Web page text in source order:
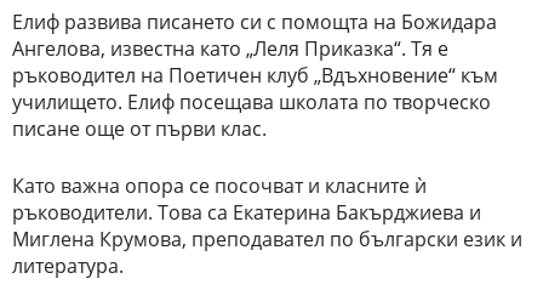
Елиф развива писането си с помощта на Божидара
Ангелова, известна като „Леля Приказка“. Тя е
ръководител на Поетичен клуб „Вдъхновение“ към
училището. Елиф посещава школата по творческо
писане още от първи клас.
Като важна опора се посочват и класните ѝ
ръководители. Това са Екатерина Бакърджиева и
Миглена Крумова, преподавател по български език и
литература.